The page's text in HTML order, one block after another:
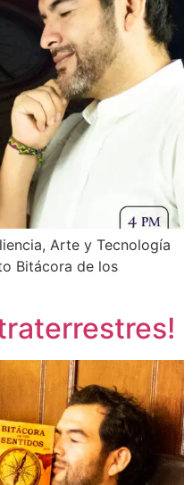
Arte y Tecnología
Bitácora de los